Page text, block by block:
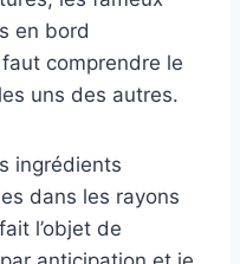
en bord
comprendre le
uns des autres.
ingrédients
dans les rayons
l’objet de